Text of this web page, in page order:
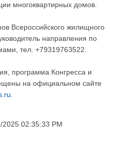
многоквартирных домов.
Всероссийского жилищного
направления по
тел. +79319763522.
программа Конгресса и
на официальном сайте
02:35:33 PM